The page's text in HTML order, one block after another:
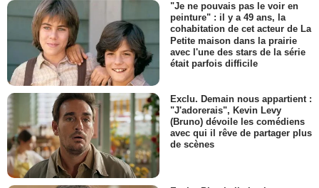
"Je ne pouvais pas le voir en
peinture" : il y a 49 ans, la
cohabitation de cet acteur de La
Petite maison dans la prairie
avec l'une des stars de la série
était parfois difficile
Exclu. Demain nous appartient :
"J'adorerais", Kevin Levy
(Bruno) dévoile les comédiens
avec qui il rêve de partager plus
de scènes